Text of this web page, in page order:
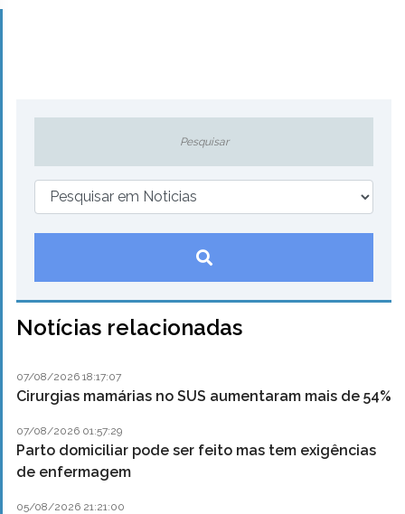
Notícias relacionadas
07/08/2026 18:17:07
Cirurgias mamárias no SUS aumentaram mais de 54%
07/08/2026 01:57:29
Parto domiciliar pode ser feito mas tem exigências
de enfermagem
05/08/2026 21:21:00